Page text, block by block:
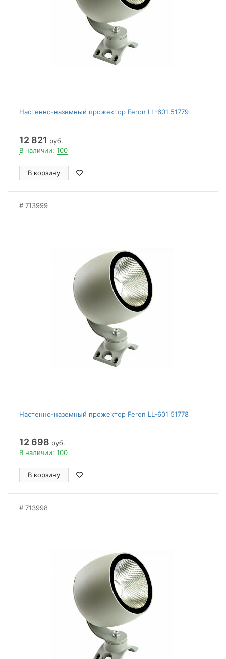
Настенно-наземный прожектор Feron LL-601 51779
12 821 руб.
В наличии: 100
В корзину
713999
Настенно-наземный прожектор Feron LL-601 51778
12 698 руб.
В наличии: 100
В корзину
713998